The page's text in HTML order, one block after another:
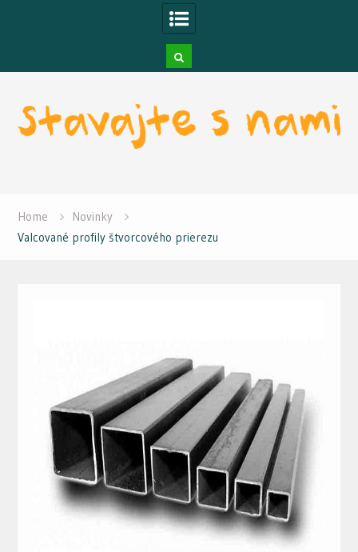
content
Home
Novinky
Valcované profily štvorcového prierezu